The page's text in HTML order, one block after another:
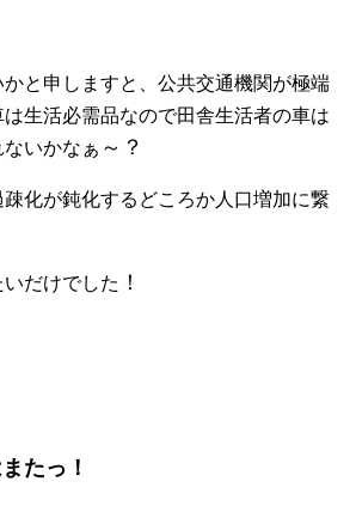
と申しますと、公共交通機関が極端
生活必需品なので田舎生活者の車は
いかなぁ ～？
化が鈍化するどころか人口増加に繋
だけでした ！
たっ！